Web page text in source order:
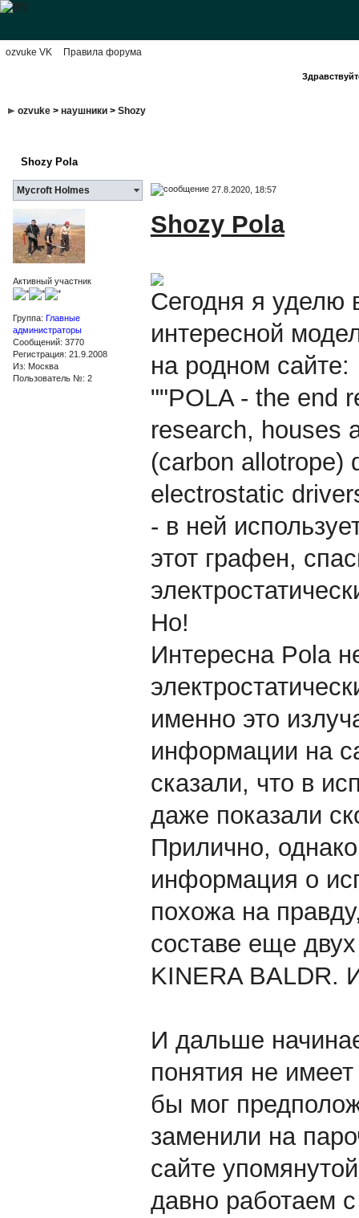
ozvuke VK Правила форума
ozvuke> наушники> Shozy
Shozy Pola
Mycroft Holmes 27.8.2020, 18:57
Активный участник
Группа: Главные
администраторы
Сообщений: 3770
Регистрация: 21.9.2008
Из: Москва
Пользователь №: 2
Shozy Pola
Сегодня я уделю
интересной
на родном сайте:
""POLA - the end
research, houses
(carbon allotrope)
electrostatic
- в ней
этот графен,
Но!
Интересна Pola
именно это
информации на
сказали, что в
даже показали
Прилично,
информация о
похожа на
составе еще
KINERA BALDR.
И дальше
понятия не
бы мог
заменили на
сайте
давно работаем